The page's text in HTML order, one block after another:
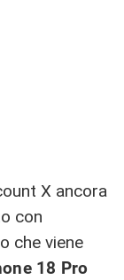
X ancora
con
che viene
18 Pro